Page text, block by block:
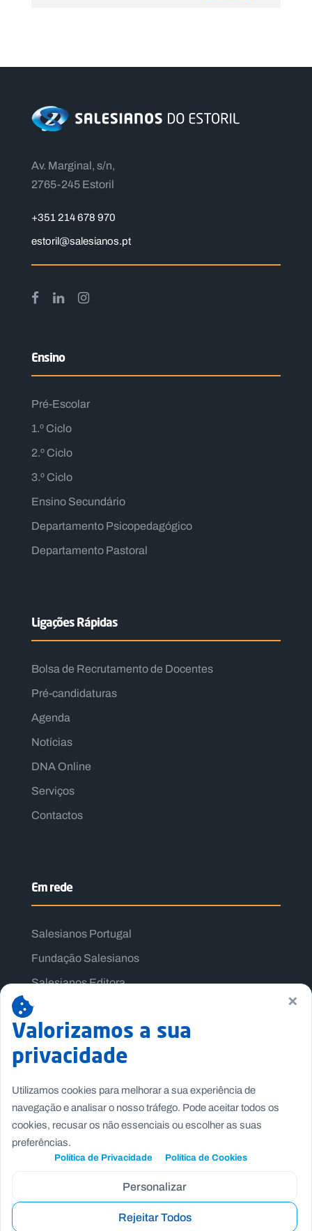
Av. Marginal, s/n,
2765-245 Estoril
+351 214 678 970
estoril@salesianos.pt
Ensino
Pré-Escolar
1.º Ciclo
2.º Ciclo
3.º Ciclo
Ensino Secundário
Departamento Psicopedagógico
Departamento Pastoral
Ligações Rápidas
Bolsa de Recrutamento de Docentes
Pré-candidaturas
Agenda
Notícias
DNA Online
Serviços
Contactos
Em rede
Salesianos Portugal
Fundação Salesianos
Salesianos Editora
Família Salesiana
Missão Dom Bosco
Jogos Nacionais Salesianos
×
Valorizamos a sua
privacidade
Utilizamos cookies para melhorar a sua experiência de
navegação e analisar o nosso tráfego. Pode aceitar todos os
cookies, recusar os não essenciais ou escolher as suas
preferências.
Política de Privacidade Política de Cookies
Personalizar
Rejeitar Todos